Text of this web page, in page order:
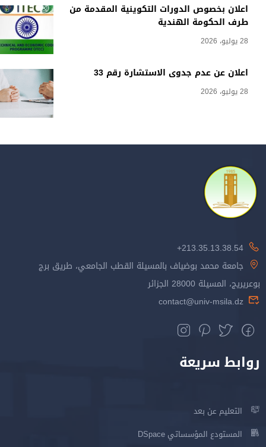
اعلان بخصوص الدورات التكوينية المقدمة من
طرف الحكومة الهندية
28 يوليو، 2026
اعلان عن عدم جدوى الاستشارة رقم 33
28 يوليو، 2026
213.35.13.38.54+
جامعة محمد بوضياف بالمسيلة القطب الجامعي، طريق برج
بوعريريج، المسيلة 28000 الجزائر
contact@univ-msila.dz
روابط سريعة
التعليم عن بعد
المستودع المؤسساتي DSpace